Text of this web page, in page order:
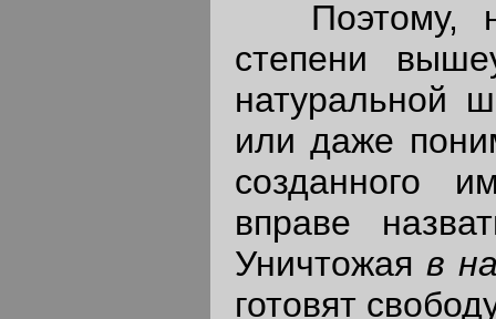
Поэтому,
степени
натуральной
или даже
созданного
вправе
Уничтожая в
готовят